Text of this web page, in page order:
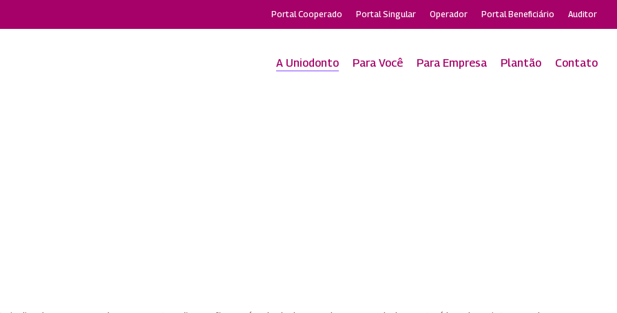
Portal Cooperado Portal Singular Operador Portal Beneficiário Auditor
A Uniodonto Para Você Para Empresa Plantão Contato